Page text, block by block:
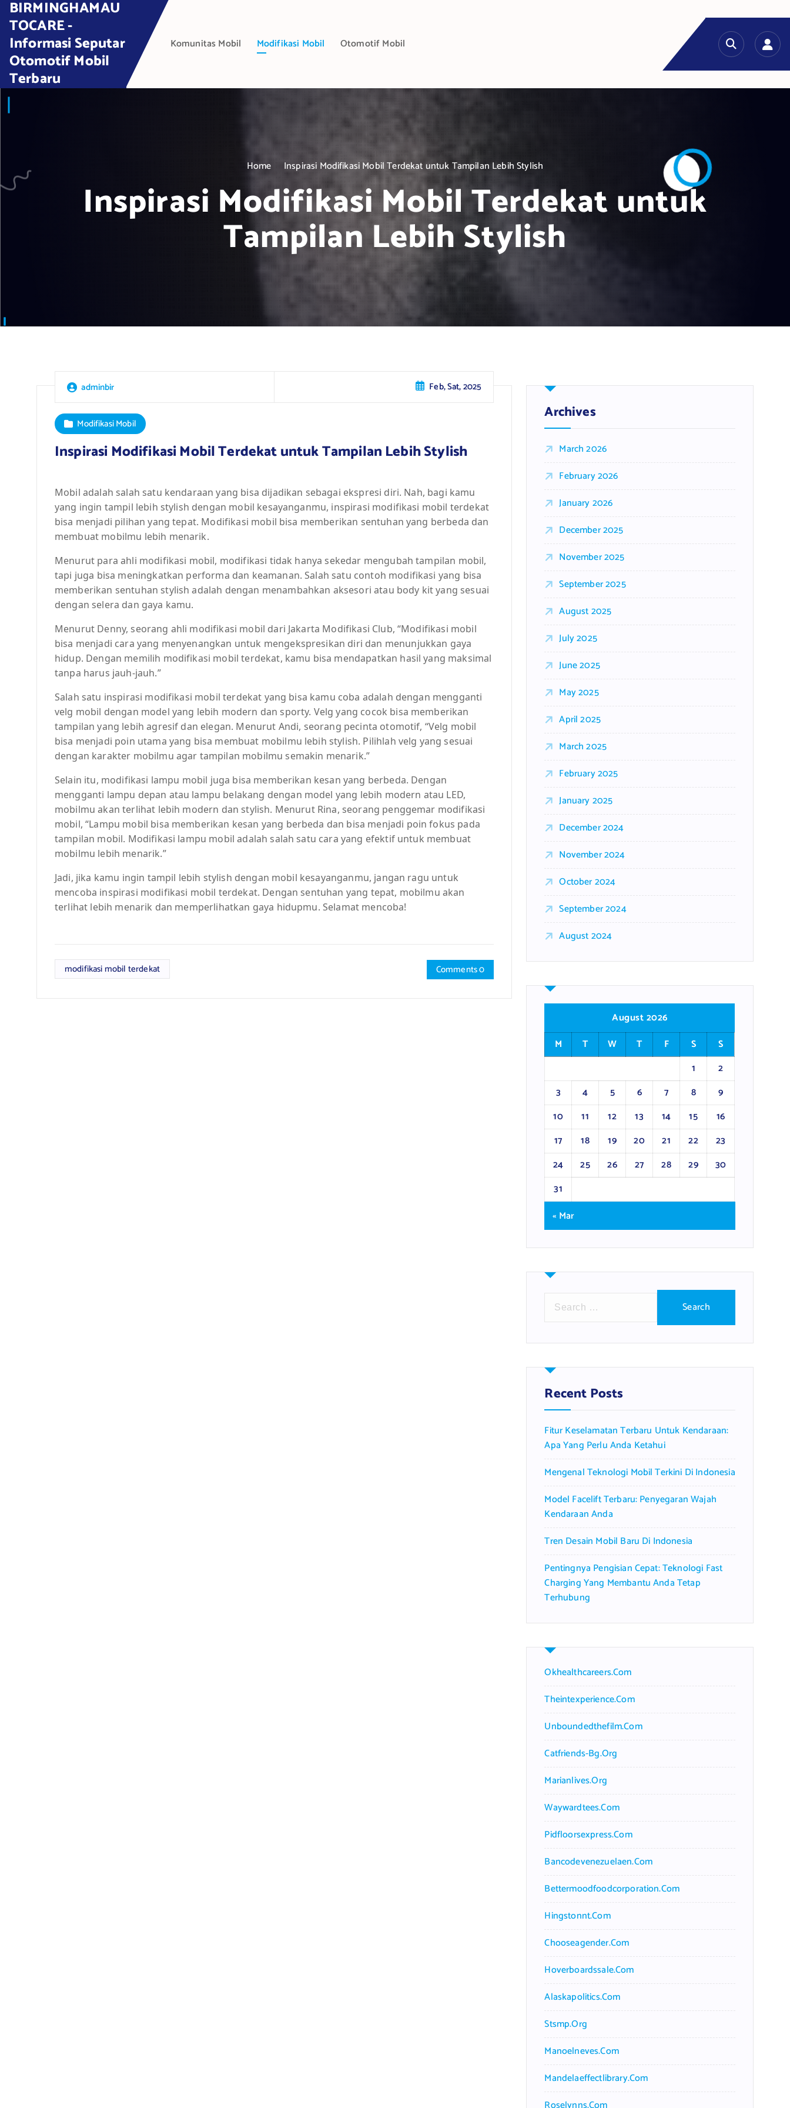
t
BIRMINGHAMAU
TOCARE -
Informasi Seputar
Otomotif Mobil
Terbaru
Komunitas Mobil Modifikasi Mobil Otomotif Mobil
Home Inspirasi Modifikasi Mobil Terdekat untuk Tampilan Lebih Stylish
Inspirasi Modifikasi Mobil Terdekat untuk
Tampilan Lebih Stylish
adminbir Feb, Sat, 2025
Modifikasi Mobil
Inspirasi Modifikasi Mobil Terdekat untuk Tampilan Lebih Stylish
Mobil adalah salah satu kendaraan yang bisa dijadikan sebagai ekspresi diri. Nah, bagi kamu
yang ingin tampil lebih stylish dengan mobil kesayanganmu, inspirasi modifikasi mobil terdekat
bisa menjadi pilihan yang tepat. Modifikasi mobil bisa memberikan sentuhan yang berbeda dan
membuat mobilmu lebih menarik.
Menurut para ahli modifikasi mobil, modifikasi tidak hanya sekedar mengubah tampilan mobil,
tapi juga bisa meningkatkan performa dan keamanan. Salah satu contoh modifikasi yang bisa
memberikan sentuhan stylish adalah dengan menambahkan aksesori atau body kit yang sesuai
dengan selera dan gaya kamu.
Menurut Denny, seorang ahli modifikasi mobil dari Jakarta Modifikasi Club, “Modifikasi mobil
bisa menjadi cara yang menyenangkan untuk mengekspresikan diri dan menunjukkan gaya
hidup. Dengan memilih modifikasi mobil terdekat, kamu bisa mendapatkan hasil yang maksimal
tanpa harus jauh-jauh.”
Salah satu inspirasi modifikasi mobil terdekat yang bisa kamu coba adalah dengan mengganti
velg mobil dengan model yang lebih modern dan sporty. Velg yang cocok bisa memberikan
tampilan yang lebih agresif dan elegan. Menurut Andi, seorang pecinta otomotif, “Velg mobil
bisa menjadi poin utama yang bisa membuat mobilmu lebih stylish. Pilihlah velg yang sesuai
dengan karakter mobilmu agar tampilan mobilmu semakin menarik.”
Selain itu, modifikasi lampu mobil juga bisa memberikan kesan yang berbeda. Dengan
mengganti lampu depan atau lampu belakang dengan model yang lebih modern atau LED,
mobilmu akan terlihat lebih modern dan stylish. Menurut Rina, seorang penggemar modifikasi
mobil, “Lampu mobil bisa memberikan kesan yang berbeda dan bisa menjadi poin fokus pada
tampilan mobil. Modifikasi lampu mobil adalah salah satu cara yang efektif untuk membuat
mobilmu lebih menarik.”
Jadi, jika kamu ingin tampil lebih stylish dengan mobil kesayanganmu, jangan ragu untuk
mencoba inspirasi modifikasi mobil terdekat. Dengan sentuhan yang tepat, mobilmu akan
terlihat lebih menarik dan memperlihatkan gaya hidupmu. Selamat mencoba!
modifikasi mobil terdekat Comments 0
Archives
March 2026
February 2026
January 2026
December 2025
November 2025
September 2025
August 2025
July 2025
June 2025
May 2025
April 2025
March 2025
February 2025
January 2025
December 2024
November 2024
October 2024
September 2024
August 2024
August 2026
M
T W T F S
S
1
2
3
4 5 6 7 8
9
10
11 12 13 14 15
16
17
18 19 20 21 22
23
24
25 26 27 28 29
30
31
« Mar
r
h
f
o
:
Recent Posts
Fitur Keselamatan Terbaru Untuk Kendaraan:
Apa Yang Perlu Anda Ketahui
Mengenal Teknologi Mobil Terkini Di Indonesia
Model Facelift Terbaru: Penyegaran Wajah
Kendaraan Anda
Tren Desain Mobil Baru Di Indonesia
Pentingnya Pengisian Cepat: Teknologi Fast
Charging Yang Membantu Anda Tetap
Terhubung
Okhealthcareers.com
Theintexperience.com
Unboundedthefilm.com
Catfriends-Bg.org
Marianlives.org
Waywardtees.com
Pidfloorsexpress.com
Bancodevenezuelaen.com
Bettermoodfoodcorporation.com
Hingstonnt.com
Chooseagender.com
Hoverboardssale.com
Alaskapolitics.com
Stsmp.org
Manoelneves.com
Mandelaeffectlibrary.com